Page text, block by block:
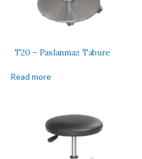
T20 – Paslanmaz Tabure
Read more